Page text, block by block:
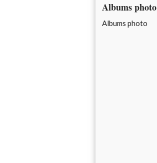
Albums photo
Albums photo